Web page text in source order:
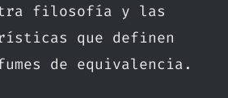
filosofía y las
que definen
de equivalencia.